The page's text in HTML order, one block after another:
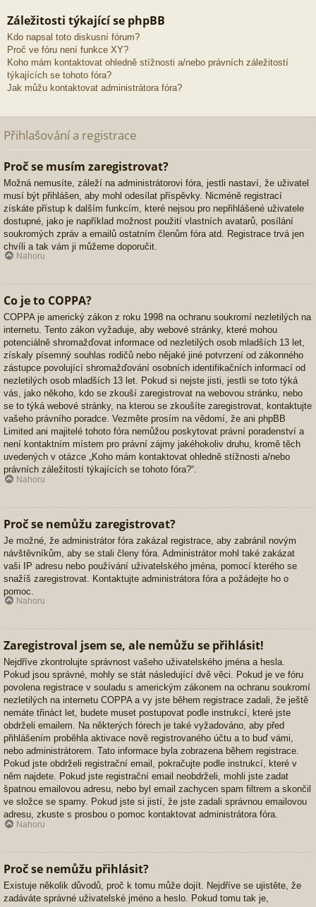
Záležitosti týkající se phpBB
Kdo napsal toto diskusní fórum?
Proč ve fóru není funkce XY?
Koho mám kontaktovat ohledně stížnosti a/nebo právních záležitostí
týkajících se tohoto fóra?
Jak můžu kontaktovat administrátora fóra?
Přihlašování a registrace
Proč se musím zaregistrovat?
Možná nemusíte, záleží na administrátorovi fóra, jestli nastaví, že uživatel
musí být přihlášen, aby mohl odesílat příspěvky. Nicméně registrací
získáte přístup k dalším funkcím, které nejsou pro nepřihlášené uživatele
dostupné, jako je například možnost použití vlastních avatarů, posílání
soukromých zpráv a emailů ostatním členům fóra atd. Registrace trvá jen
chvíli a tak vám ji můžeme doporučit.
Nahoru
Co je to COPPA?
COPPA je americký zákon z roku 1998 na ochranu soukromí nezletilých na
internetu. Tento zákon vyžaduje, aby webové stránky, které mohou
potenciálně shromažďovat informace od nezletilých osob mladších 13 let,
získaly písemný souhlas rodičů nebo nějaké jiné potvrzení od zákonného
zástupce povolující shromažďování osobních identifikačních informací od
nezletilých osob mladších 13 let. Pokud si nejste jisti, jestli se toto týká
vás, jako někoho, kdo se zkouší zaregistrovat na webovou stránku, nebo
se to týká webové stránky, na kterou se zkoušíte zaregistrovat, kontaktujte
vašeho právního poradce. Vezměte prosím na vědomí, že ani phpBB
Limited ani majitelé tohoto fóra nemůžou poskytovat právní poradenství a
není kontaktním místem pro právní zájmy jakéhokoliv druhu, kromě těch
uvedených v otázce „Koho mám kontaktovat ohledně stížnosti a/nebo
právních záležitostí týkajících se tohoto fóra?“.
Nahoru
Proč se nemůžu zaregistrovat?
Je možné, že administrátor fóra zakázal registrace, aby zabránil novým
návštěvníkům, aby se stali členy fóra. Administrátor mohl také zakázat
vaši IP adresu nebo používání uživatelského jména, pomocí kterého se
snažíš zaregistrovat. Kontaktujte administrátora fóra a požádejte ho o
pomoc.
Nahoru
Zaregistroval jsem se, ale nemůžu se přihlásit!
Nejdříve zkontrolujte správnost vašeho uživatelského jména a hesla.
Pokud jsou správné, mohly se stát následující dvě věci. Pokud je ve fóru
povolena registrace v souladu s americkým zákonem na ochranu soukromí
nezletilých na internetu COPPA a vy jste během registrace zadali, že ještě
nemáte třináct let, budete muset postupovat podle instrukcí, které jste
obdrželi emailem. Na některých fórech je také vyžadováno, aby před
přihlášením proběhla aktivace nově registrovaného účtu a to buď vámi,
nebo administrátorem. Tato informace byla zobrazena během registrace.
Pokud jste obdrželi registrační email, pokračujte podle instrukcí, které v
něm najdete. Pokud jste registrační email neobdrželi, mohli jste zadat
špatnou emailovou adresu, nebo byl email zachycen spam filtrem a skončil
ve složce se spamy. Pokud jste si jistí, že jste zadali správnou emailovou
adresu, zkuste s prosbou o pomoc kontaktovat administrátora fóra.
Nahoru
Proč se nemůžu přihlásit?
Existuje několik důvodů, proč k tomu může dojít. Nejdříve se ujistěte, že
zadáváte správné uživatelské jméno a heslo. Pokud tomu tak je,